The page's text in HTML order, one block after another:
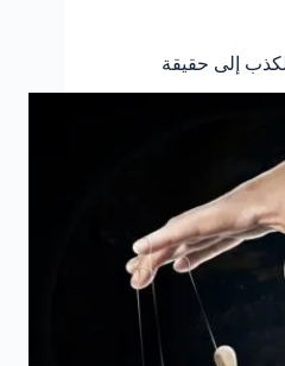
إلى حقيقة